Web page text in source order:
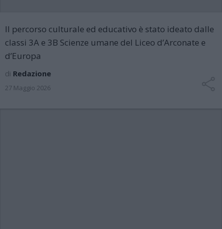
Il percorso culturale ed educativo è stato ideato dalle
classi 3A e 3B Scienze umane del Liceo d’Arconate e
d’Europa
di Redazione
27 Maggio 2026